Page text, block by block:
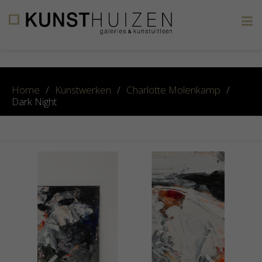
Home / Kunstwerken / Charlotte Molenkamp /
Dark Night